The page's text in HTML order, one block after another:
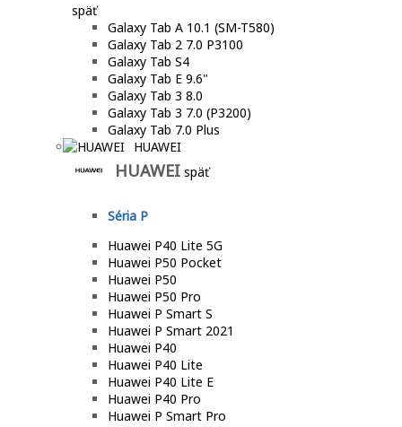
späť
Galaxy Tab A 10.1 (SM-T580)
Galaxy Tab 2 7.0 P3100
Galaxy Tab S4
Galaxy Tab E 9.6"
Galaxy Tab 3 8.0
Galaxy Tab 3 7.0 (P3200)
Galaxy Tab 7.0 Plus
HUAWEI
HUAWEI späť
Séria P
Huawei P40 Lite 5G
Huawei P50 Pocket
Huawei P50
Huawei P50 Pro
Huawei P Smart S
Huawei P Smart 2021
Huawei P40
Huawei P40 Lite
Huawei P40 Lite E
Huawei P40 Pro
Huawei P Smart Pro